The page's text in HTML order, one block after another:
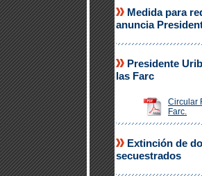
Medida para
anuncia
Presidente
las Farc
Circular
Farc.
Extinción de
secuestrados